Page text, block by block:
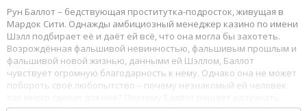
Рун Баллот – бедствующая проститутка-подросток, живущая в
Мардок Сити. Однажды амбициозный менеджер казино по имени
Шэлл подбирает её и даёт ей всё, что она могла бы захотеть.
Возрождённая фальшивой невинностью, фальшивым прошлым и
фальшивой новой жизнью, данными ей Шэллом, Баллот
чувствует огромную благодарность к нему. Однако она не может
побороть своё любопытство – почему незнакомый ей человек